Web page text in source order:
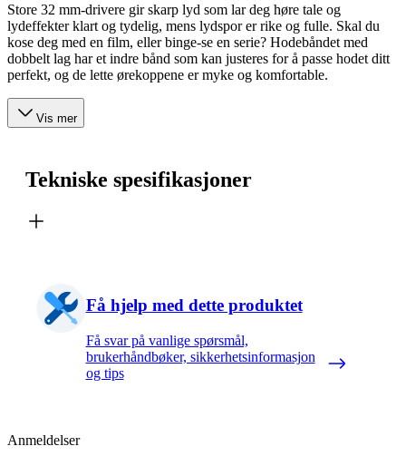
Store 32 mm-drivere gir skarp lyd som lar deg høre tale og
lydeffekter klart og tydelig, mens lydspor er rike og fulle. Skal du
kose deg med en film, eller binge-se en serie? Hodebåndet med
dobbelt lag har et indre bånd som kan justeres for å passe hodet ditt
perfekt, og de lette ørekoppene er myke og komfortable.
Vis mer
Tekniske spesifikasjoner
Få hjelp med dette produktet
Få svar på vanlige spørsmål,
brukerhåndbøker, sikkerhetsinformasjon
og tips
Anmeldelser